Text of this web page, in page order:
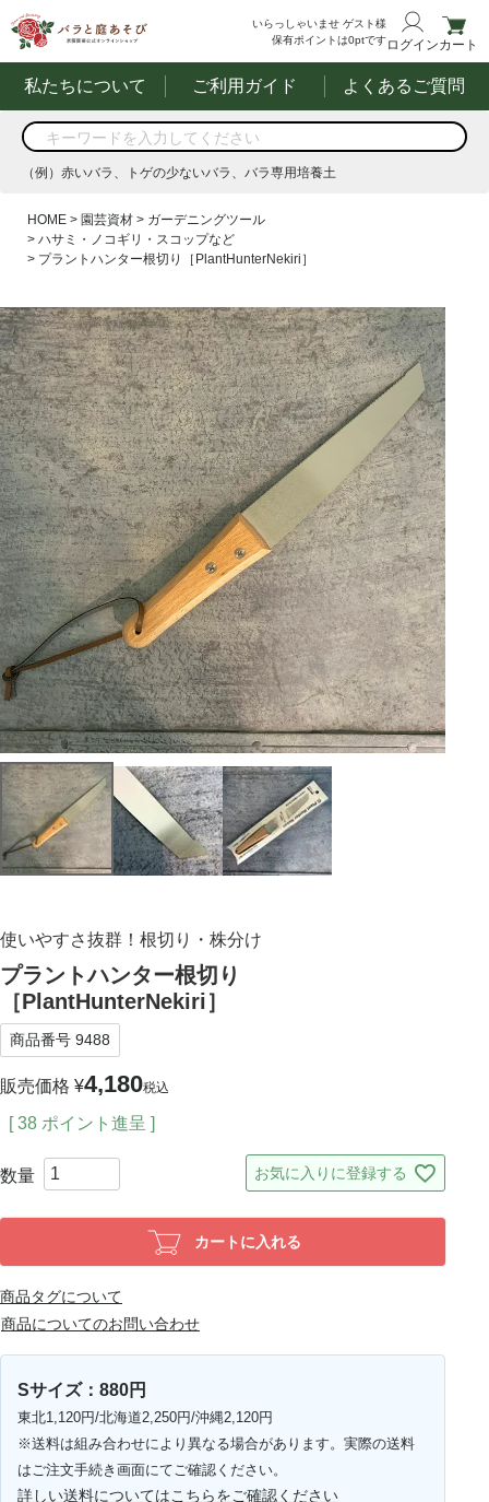
いらっしゃいませ ゲスト様
保有ポイントは0ptですログインカート
私たちについて ご利用ガイド よくあるご質問
商品を検索
する
（例）赤いバラ、トゲの少ないバラ、バラ専用培養土
（例）赤いバラ、トゲの少ないバラ、バラ専用培養土
HOME 園芸資材
ガーデニングツール
ハサミ・ノコギリ・スコップなど
プラントハンター根切り［PlantHunterNekiri］
使いやすさ抜群！根切り・株分け
プラントハンター根切り
［PlantHunterNekiri］
商品番号 9488
販売価格 ¥4,180税込
[ 38 ポイント進呈 ]
お気に入りに登録する
カートに入れる
商品タグについて
商品についてのお問い合わせ
Sサイズ：880円
東北1,120円/北海道2,250円/沖縄2,120円
※送料は組み合わせにより異なる場合があります。実際の送料
はご注文手続き画面にてご確認ください。
詳しい送料についてはこちらをご確認ください